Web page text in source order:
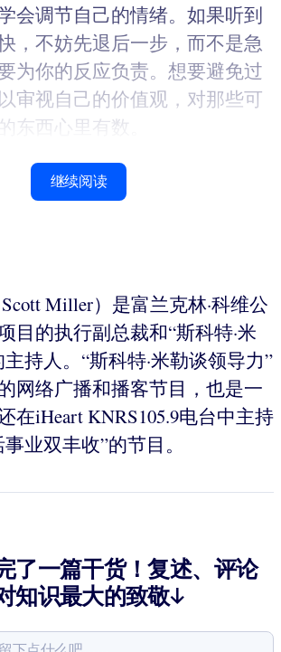
会调节自己的情绪。如果听到
，不妨先退后一步，而不是急
为你的反应负责。想要避免过
审视自己的价值观，对那些可
东西心里有数。
继续阅读
Scott Miller）是富兰克林·科维公
目的执行副总裁和“斯科特·米
持人。“斯科特·米勒谈领导力”
网络广播和播客节目，也是一
在iHeart KNRS105.9电台中主持
业双丰收”的节目。
了一篇干货！复述、评论
知识最大的致敬↓